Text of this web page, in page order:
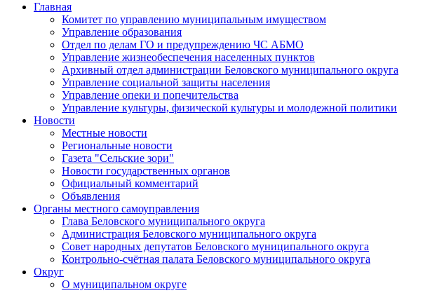
Главная
Комитет по управлению муниципальным имуществом
Управление образования
Отдел по делам ГО и предупреждению ЧС АБМО
Управление жизнеобеспечения населенных пунктов
Архивный отдел администрации Беловского муниципального округа
Управление социальной защиты населения
Управление опеки и попечительства
Управление культуры, физической культуры и молодежной политики
Новости
Местные новости
Региональные новости
Газета "Сельские зори"
Новости государственных органов
Официальный комментарий
Объявления
Органы местного самоуправления
Глава Беловского муниципального округа
Администрация Беловского муниципального округа
Совет народных депутатов Беловского муниципального округа
Контрольно-счётная палата Беловского муниципального округа
Округ
О муниципальном округе